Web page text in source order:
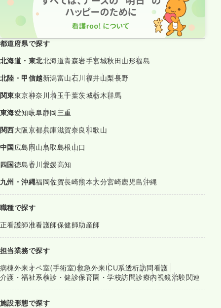
都道府県で探す
北海道・東北北海道青森岩手宮城秋田山形福島
北陸・甲信越新潟富山石川福井山梨長野
関東東京神奈川埼玉千葉茨城栃木群馬
東海愛知岐阜静岡三重
関西大阪京都兵庫滋賀奈良和歌山
中国広島岡山鳥取島根山口
四国徳島香川愛媛高知
九州・沖縄福岡佐賀長崎熊本大分宮崎鹿児島沖縄
職種で探す
正看護師准看護師保健師助産師
担当業務で探す
病棟外来オペ室(手術室)救急外来ICU系透析訪問看護
介護・福祉系検診・健診保育園・学校訪問診療内視鏡治験関連
施設形態で探す